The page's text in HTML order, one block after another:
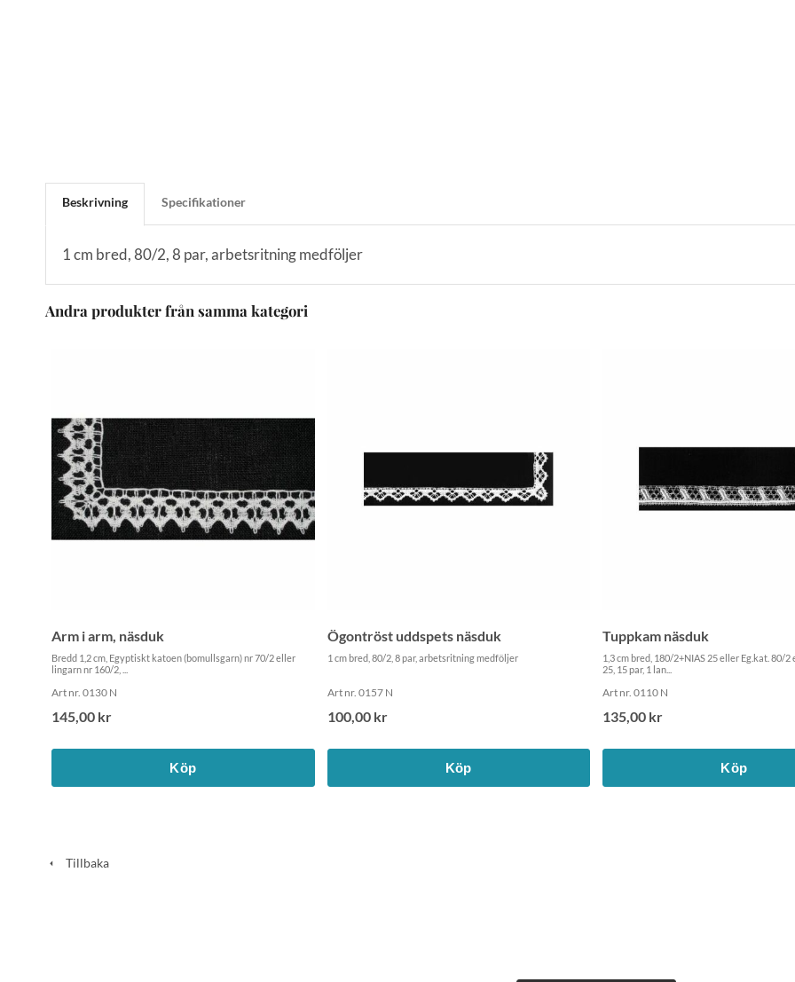
Beskrivning Specifikationer
1 cm bred, 80/2, 8 par, arbetsritning medföljer
Andra produkter från samma kategori
Arm i arm, näsduk
Bredd 1,2 cm, Egyptiskt katoen (bomullsgarn) nr 70/2 eller
lingarn nr 160/2, ...
Art nr. 0130 N
145,00 kr
Köp
Ögontröst uddspets näsduk
1 cm bred, 80/2, 8 par, arbetsritning medföljer
Art nr. 0157 N
100,00 kr
Köp
Tuppkam näsduk
1,3 cm bred, 180/2+NIAS 25 eller Eg.kat. 80/
25, 15 par, 1 lan...
Art nr. 0110 N
135,00 kr
Köp
Tillbaka